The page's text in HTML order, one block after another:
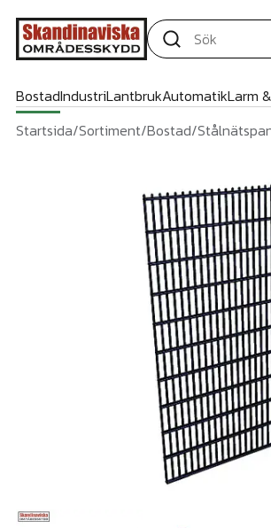
BostadIndustriLantbrukAutomatikLarm
Startsida/Sortiment/Bostad/